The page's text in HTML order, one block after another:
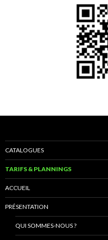
CATALOGUES
TARIFS & PLANNINGS
ACCUEIL
PRÉSENTATION
QUI SOMMES-NOUS ?